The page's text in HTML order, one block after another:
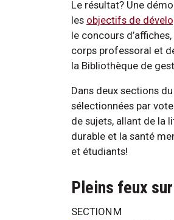
Le résultat? Une
les objectifs de
le concours
corps professoral et
la Bibliothèque de
Dans deux sections
sélectionnées par
de sujets, allant de la
durable et la santé
et étudiants!
Pleins feux
SECTION M